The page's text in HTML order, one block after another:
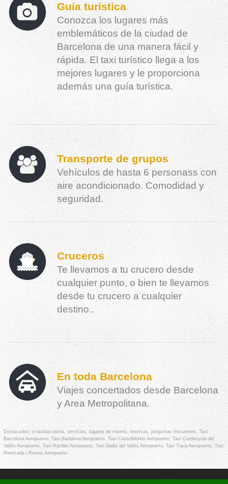
Guía turística
Conozca los lugares más
emblemáticos de la ciudad de
Barcelona de una manera fácil y
rápida. El taxi turístico llega a los
mejores lugares y le proporciona
además una guía turística.
Transporte de grupos
Vehículos de hasta 6 personass con
aire acondicionado. Comodidad y
seguridad.
Cruceros
Te llevamos a tu crucero desde
cualquier punto, o bien te llevamos
desde tu crucero a cualquier
destino..
En toda Barcelona
Viajes concertados desde Barcelona
y Area Metropolitana.
Destacados: e-taxibarcelona, servicios, lugares de interes, reservas , preguntas frecuentes, Taxi
Barcelona Aeropuerto, Taxi Badalona Aeropuerto, Taxi Castelldefels Aeropuerto, Taxi Cerdanyola del
Vallès Aeropuerto, Taxi Ripollet Aeropuerto, Taxi Badia del Vallès Aeropuerto, Taxi Tiana Aeropuerto, Taxi
Montcada i Reixac Aeropuerto
© E-TAXI BARCELONA - Todos los derechos reservados -Política de Privacidad-